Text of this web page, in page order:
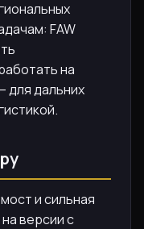
FAW
на
для дальних
и сильная
версии с